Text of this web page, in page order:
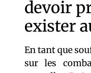
devoir
exister
En tant que
sur les